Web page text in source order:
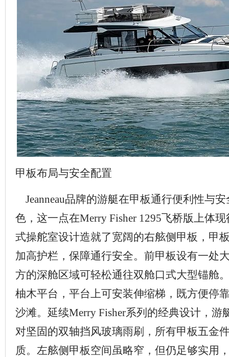
甲板布局与安全配置
Jeanneau品牌的游艇在甲板通行便利性与
色，这一点在Merry Fisher 1295飞桥版上体
式操舵室设计造就了宽阔的右舷侧甲板，甲
加高护栏，保障通行安全。前甲板设有一处
方的深舱区域可轻松通往双舱口式大型锚舱
柚木平台，平台上可安装伸缩梯，既方便停
沙滩。延续Merry Fisher系列的经典设计，游
对坚固的双轴挡风玻璃雨刷，所有甲板五金
质。左舷侧甲板空间虽略窄，但仍足够实用